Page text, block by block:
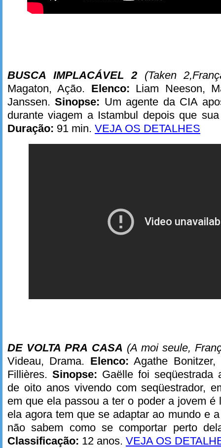
BUSCA IMPLACÁVEL 2 (Taken 2,
Magaton, Ação. Elenco: Liam Neeson,
Janssen.Sinopse: Um agente da CIA
durante viagem a Istambul depois que
Duração: 91 min. VEJA OS DETALHES
DE VOLTA PRA CASA (A moi seule,
Videau, Drama. Elenco: Agathe
Fillières. Sinopse: Gaëlle foi seqüestrada
de oito anos vivendo com seqüestrador,
em que ela passou a ter o poder a jovem é
ela agora tem que se adaptar ao mundo e
não sabem como se comportar perto
Classificação: 12 anos. VEJA OS